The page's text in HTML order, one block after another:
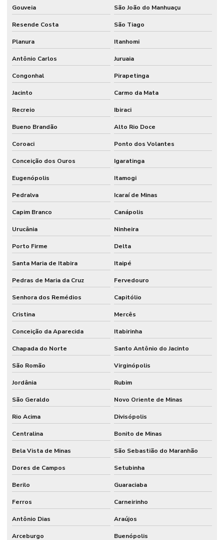
Gouveia São João do Manhuaçu
Resende Costa São Tiago
Planura Itanhomi
Antônio Carlos Juruaia
Congonhal Pirapetinga
Jacinto Carmo da Mata
Recreio Ibiraci
Bueno Brandão Alto Rio Doce
Coroaci Ponto dos Volantes
Conceição dos Ouros Igaratinga
Eugenópolis Itamogi
Pedralva Icaraí de Minas
Capim Branco Canápolis
Urucânia Ninheira
Porto Firme Delta
Santa Maria de Itabira Itaipé
Pedras de Maria da Cruz Fervedouro
Senhora dos Remédios Capitólio
Cristina Mercês
Conceição da Aparecida Itabirinha
Chapada do Norte Santo Antônio do Jacinto
São Romão Virginópolis
Jordânia Rubim
São Geraldo Novo Oriente de Minas
Rio Acima Divisópolis
Centralina Bonito de Minas
Bela Vista de Minas São Sebastião do Maranhão
Dores de Campos Setubinha
Berilo Guaraciaba
Ferros Carneirinho
Antônio Dias Araújos
Arceburgo Buenópolis